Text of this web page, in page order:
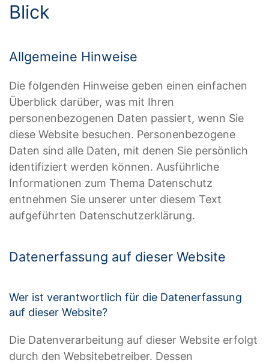
Blick
Allgemeine Hinweise
Die folgenden Hinweise geben einen einfachen
Überblick darüber, was mit Ihren
personenbezogenen Daten passiert, wenn Sie
diese Website besuchen. Personenbezogene
Daten sind alle Daten, mit denen Sie persönlich
identifiziert werden können. Ausführliche
Informationen zum Thema Datenschutz
entnehmen Sie unserer unter diesem Text
aufgeführten Datenschutzerklärung.
Datenerfassung auf dieser Website
Wer ist verantwortlich für die Datenerfassung
auf dieser Website?
Die Datenverarbeitung auf dieser Website erfolgt
durch den Websitebetreiber. Dessen